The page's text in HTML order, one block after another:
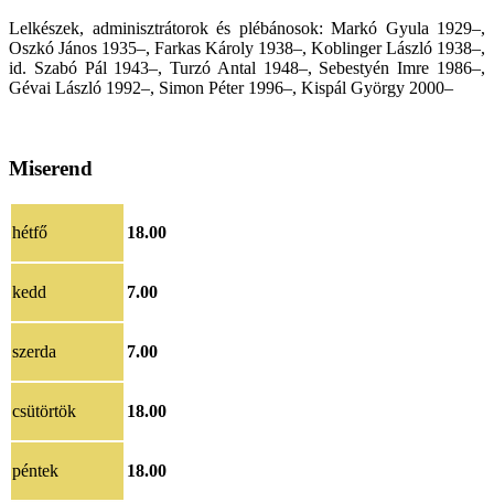
Lelkészek, adminisztrátorok és plébánosok: Markó Gyula 1929–,
Oszkó János 1935–, Farkas Károly 1938–, Koblinger László 1938–,
id. Szabó Pál 1943–, Turzó Antal 1948–, Sebestyén Imre 1986–,
Gévai László 1992–, Simon Péter 1996–, Kispál György 2000–
Miserend
hétfő 18.00
kedd 7.00
szerda 7.00
csütörtök 18.00
péntek 18.00